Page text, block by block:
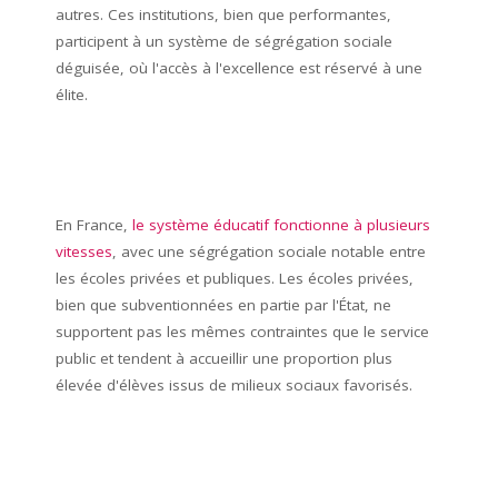
autres. Ces institutions, bien que performantes,
participent à un système de ségrégation sociale
déguisée, où l'accès à l'excellence est réservé à une
élite.
En France, le système éducatif fonctionne à plusieurs
vitesses, avec une ségrégation sociale notable entre
les écoles privées et publiques. Les écoles privées,
bien que subventionnées en partie par l'État, ne
supportent pas les mêmes contraintes que le service
public et tendent à accueillir une proportion plus
élevée d'élèves issus de milieux sociaux favorisés.